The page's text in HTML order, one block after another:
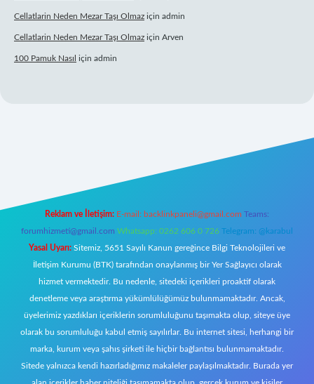
Cellatlarin Neden Mezar Taşı Olmaz için admin
Cellatlarin Neden Mezar Taşı Olmaz için Arven
100 Pamuk Nasıl için admin
Reklam ve İletişim: E-mail: backlinkpaneli@gmail.com Teams:
forumhizmeti@gmail.com Whatsapp: 0262 606 0 726 Telegram: @karabul
Yasal Uyarı: Sitemiz, 5651 Sayılı Kanun gereğince Bilgi Teknolojileri ve
İletişim Kurumu (BTK) tarafından onaylanmış bir Yer Sağlayıcı olarak
hizmet vermektedir. Bu nedenle, sitedeki içerikleri proaktif olarak
denetleme veya araştırma yükümlülüğümüz bulunmamaktadır. Ancak,
üyelerimiz yazdıkları içeriklerin sorumluluğunu taşımakta olup, siteye üye
olarak bu sorumluluğu kabul etmiş sayılırlar. Bu internet sitesi, herhangi bir
marka, kurum veya şahıs şirketi ile hiçbir bağlantısı bulunmamaktadır.
Sitede yalnızca kendi hazırladığımız makaleler paylaşılmaktadır. Burada yer